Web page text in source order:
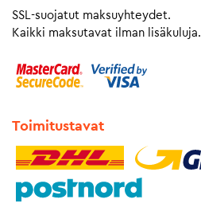
SSL-suojatut maksuyhteydet.
Kaikki maksutavat ilman lisäkuluja.
Toimitustavat